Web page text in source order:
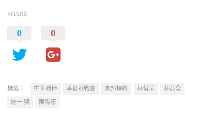
SHARE
0 0
標籤： 中華職棒 季後挑戰賽 富邦悍將 林哲瑄
林益全
統一 獅
陳傑憲